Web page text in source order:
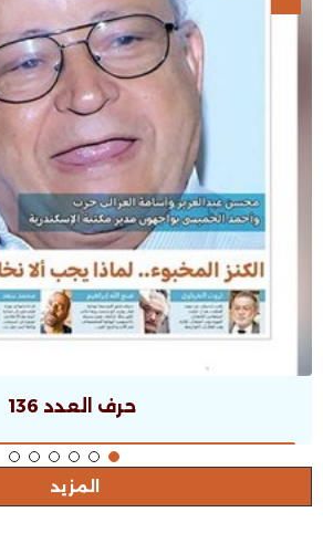
حرف العدد 135
المزيد